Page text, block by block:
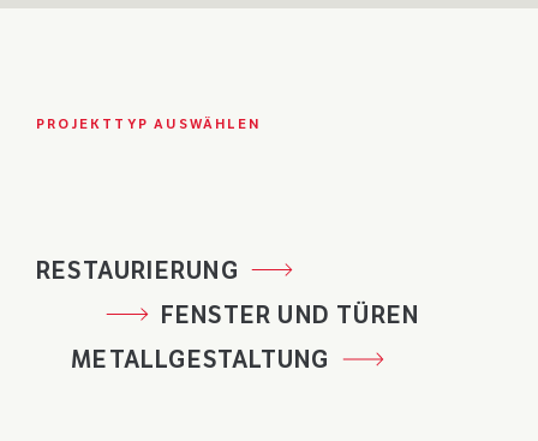
PROJEKTTYP AUSWÄHLEN
RESTAURIERUNG
FENSTER UND TÜREN
METALLGESTALTUNG